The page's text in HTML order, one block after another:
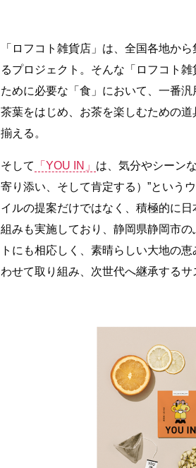
「ロフコト雑貨店」は、全国各地か
るプロジェクト。そんな「ロフコト
ために必要な「食」において、一番
茶葉をはじめ、お茶を楽しむための
揃える。
そして 「YOU IN」 は、気分やシーン
寄り添い、そして肯定する）”という
イルの提案だけではなく、積極的に
組みも実施しており、静岡県静岡市
トにも相応しく、素晴らしい大地の
わせて取り組み、次世代へ継承するサ